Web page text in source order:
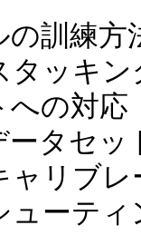
の訓練方
タッキン
への対応
ータセッ
ャリブ
ューテ